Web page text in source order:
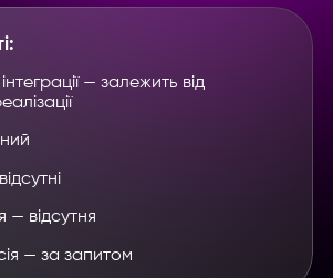
— залежить від
— відсутня
— за запитом